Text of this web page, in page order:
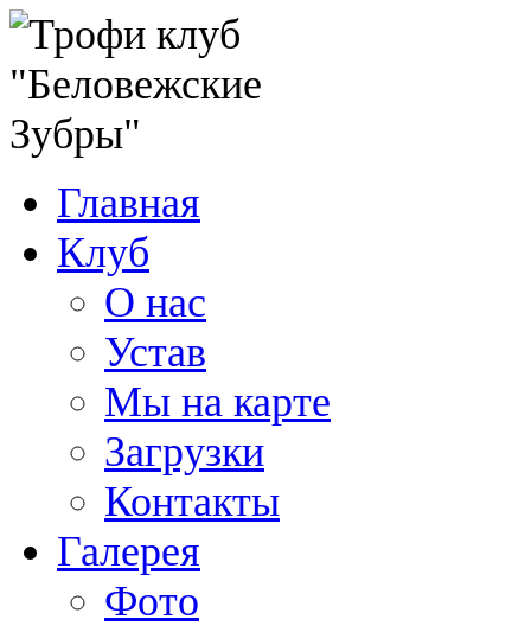
Главная
Клуб
О нас
Устав
Мы на карте
Загрузки
Контакты
Галерея
Фото